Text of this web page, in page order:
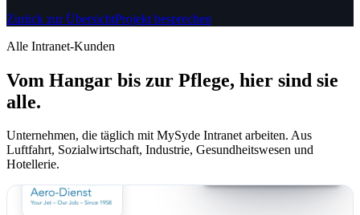
Zurück zur ÜbersichtProjekt besprechen
Alle Intranet-Kunden
Vom Hangar bis zur Pflege, hier sind sie
alle.
Unternehmen, die täglich mit MySyde Intranet arbeiten. Aus
Luftfahrt, Sozialwirtschaft, Industrie, Gesundheitswesen und
Hotellerie.
Intranet